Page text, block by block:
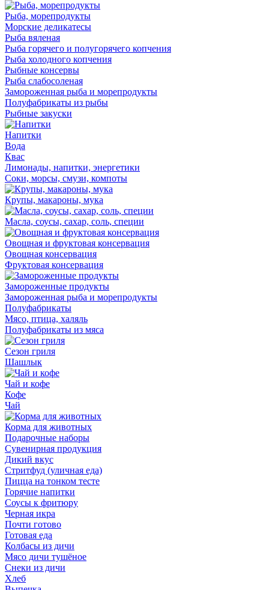
Рыба, морепродукты
Морские деликатесы
Рыба вяленая
Рыба горячего и полугорячего копчения
Рыба холодного копчения
Рыбные консервы
Рыба слабосоленая
Замороженная рыба и морепродукты
Полуфабрикаты из рыбы
Рыбные закуски
Напитки
Вода
Квас
Лимонады, напитки, энергетики
Соки, морсы, смузи, компоты
Крупы, макароны, мука
Масла, соусы, сахар, соль, специи
Овощная и фруктовая консервация
Овощная консервация
Фруктовая консервация
Замороженные продукты
Замороженная рыба и морепродукты
Полуфабрикаты
Мясо, птица, халяль
Полуфабрикаты из мяса
Сезон гриля
Шашлык
Чай и кофе
Кофе
Чай
Корма для животных
Подарочные наборы
Сувенирная продукция
Дикий вкус
Стритфуд (уличная еда)
Пицца на тонком тесте
Горячие напитки
Соусы к фритюру
Черная икра
Почти готово
Готовая еда
Колбасы из дичи
Мясо дичи тушёное
Снеки из дичи
Хлеб